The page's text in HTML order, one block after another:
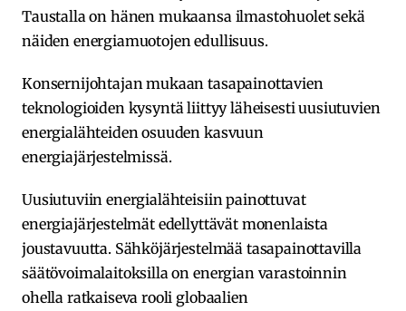
Taustalla on hänen mukaansa ilmastohuolet sekä
näiden energiamuotojen edullisuus.
Konsernijohtajan mukaan tasapainottavien
teknologioiden kysyntä liittyy läheisesti uusiutuvien
energialähteiden osuuden kasvuun
energiajärjestelmissä.
Uusiutuviin energialähteisiin painottuvat
energiajärjestelmät edellyttävät monenlaista
joustavuutta. Sähköjärjestelmää tasapainottavilla
säätövoimalaitoksilla on energian varastoinnin
ohella ratkaiseva rooli globaalien